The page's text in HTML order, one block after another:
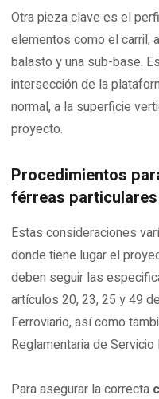
Otra pieza clave es el
elementos como el carril,
balasto y una sub-base.
intersección de la
normal, a la superficie
proyecto.
Procedimientos
férreas particulares
Estas consideraciones
donde tiene lugar el
deben seguir las
artículos 20, 23, 25 y 49
Ferroviario, así como
Reglamentaria de Servicio
Para asegurar la correcta